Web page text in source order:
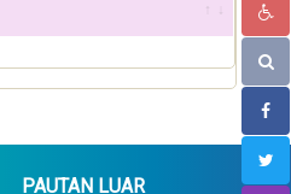
PAUTAN LUAR